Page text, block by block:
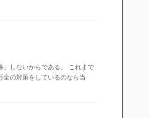
」しないからである。 これまで
の対策をしているのなら当